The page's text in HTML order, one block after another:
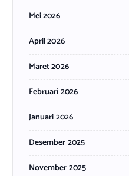
Mei 2026
April 2026
Maret 2026
Februari 2026
Januari 2026
Desember 2025
November 2025